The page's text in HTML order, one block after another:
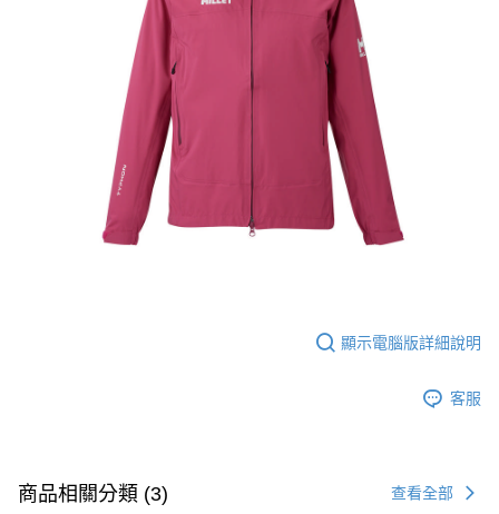
顯示電腦版詳細說明
客服
商品相關分類 (3) 查看全部